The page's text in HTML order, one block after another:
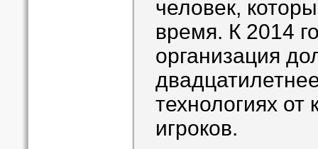
человек,
время. К 2014
организация
технологиях
игроков.